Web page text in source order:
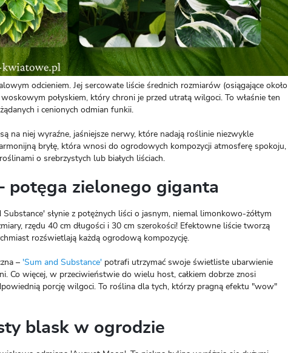
odcieniem. Jej sercowate liście średnich rozmiarów (osiągające około
połyskiem, który chroni je przed utratą wilgoci. To właśnie ten
i cenionych odmian funkii.
na niej wyraźne, jaśniejsze nerwy, które nadają roślinie niezwykle
bryłę, która wnosi do ogrodowych kompozycji atmosferę spokoju,
o srebrzystych lub białych liściach.
potęga zielonego giganta
słynie z potężnych liści o jasnym, niemal limonkowo-żółtym
rzędu 40 cm długości i 30 cm szerokości! Efektowne liście tworzą
rozświetlają każdą ogrodową kompozycję.
– 'Sum and Substance'potrafi utrzymać swoje świetliste ubarwienie
Co więcej, w przeciwieństwie do wielu host, całkiem dobrze znosi
porcję wilgoci. To roślina dla tych, którzy pragną efektu "wow"
blask w ogrodzie